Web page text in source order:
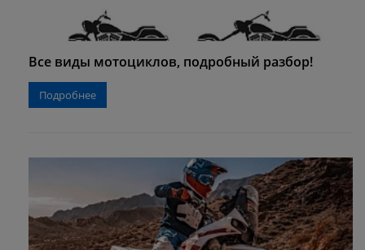
Все виды мотоциклов, подробный разбор!
Подробнее